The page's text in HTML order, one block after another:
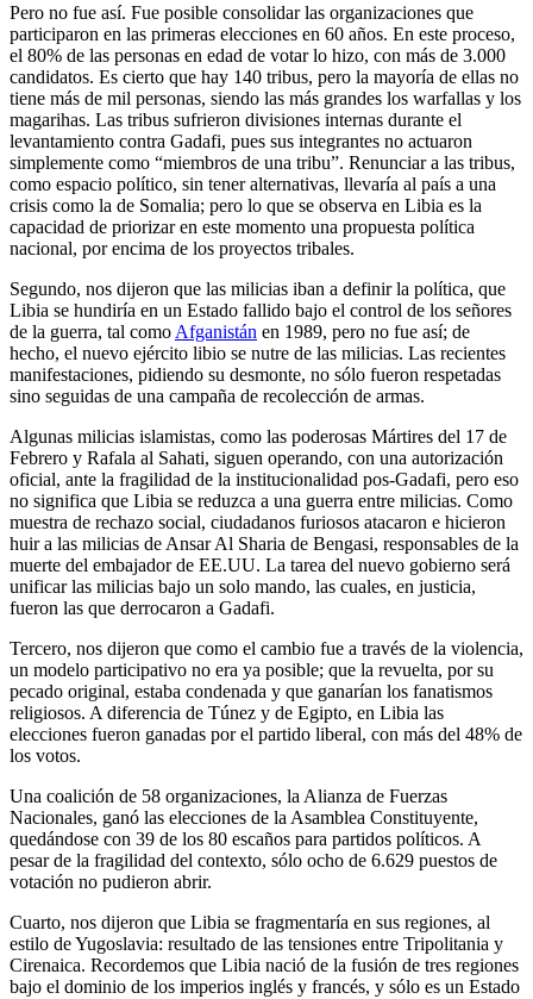
Pero no fue así. Fue posible consolidar las organizaciones que
participaron en las primeras elecciones en 60 años. En este proceso,
el 80% de las personas en edad de votar lo hizo, con más de 3.000
candidatos. Es cierto que hay 140 tribus, pero la mayoría de ellas no
tiene más de mil personas, siendo las más grandes los warfallas y los
magarihas. Las tribus sufrieron divisiones internas durante el
levantamiento contra Gadafi, pues sus integrantes no actuaron
simplemente como “miembros de una tribu”. Renunciar a las tribus,
como espacio político, sin tener alternativas, llevaría al país a una
crisis como la de Somalia; pero lo que se observa en Libia es la
capacidad de priorizar en este momento una propuesta política
nacional, por encima de los proyectos tribales.
Segundo, nos dijeron que las milicias iban a definir la política, que
Libia se hundiría en un Estado fallido bajo el control de los señores
de la guerra, tal como Afganistán en 1989, pero no fue así; de
hecho, el nuevo ejército libio se nutre de las milicias. Las recientes
manifestaciones, pidiendo su desmonte, no sólo fueron respetadas
sino seguidas de una campaña de recolección de armas.
Algunas milicias islamistas, como las poderosas Mártires del 17 de
Febrero y Rafala al Sahati, siguen operando, con una autorización
oficial, ante la fragilidad de la institucionalidad pos-Gadafi, pero eso
no significa que Libia se reduzca a una guerra entre milicias. Como
muestra de rechazo social, ciudadanos furiosos atacaron e hicieron
huir a las milicias de Ansar Al Sharia de Bengasi, responsables de la
muerte del embajador de EE.UU. La tarea del nuevo gobierno será
unificar las milicias bajo un solo mando, las cuales, en justicia,
fueron las que derrocaron a Gadafi.
Tercero, nos dijeron que como el cambio fue a través de la violencia,
un modelo participativo no era ya posible; que la revuelta, por su
pecado original, estaba condenada y que ganarían los fanatismos
religiosos. A diferencia de Túnez y de Egipto, en Libia las
elecciones fueron ganadas por el partido liberal, con más del 48% de
los votos.
Una coalición de 58 organizaciones, la Alianza de Fuerzas
Nacionales, ganó las elecciones de la Asamblea Constituyente,
quedándose con 39 de los 80 escaños para partidos políticos. A
pesar de la fragilidad del contexto, sólo ocho de 6.629 puestos de
votación no pudieron abrir.
Cuarto, nos dijeron que Libia se fragmentaría en sus regiones, al
estilo de Yugoslavia: resultado de las tensiones entre Tripolitania y
Cirenaica. Recordemos que Libia nació de la fusión de tres regiones
bajo el dominio de los imperios inglés y francés, y sólo es un Estado